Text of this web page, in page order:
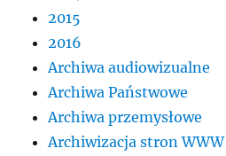
2015
2016
Archiwa audiowizualne
Archiwa Państwowe
Archiwa przemysłowe
Archiwizacja stron WWW